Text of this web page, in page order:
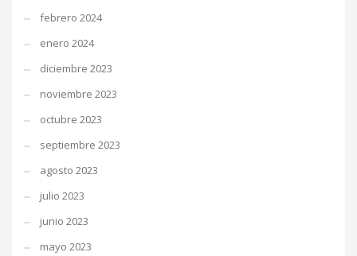
febrero 2024
enero 2024
diciembre 2023
noviembre 2023
octubre 2023
septiembre 2023
agosto 2023
julio 2023
junio 2023
mayo 2023